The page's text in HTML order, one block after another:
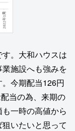
。大和ハウスは
施設へも強みを
今期配当126円
当の為、来期の
一時の高値から
いたいと思って